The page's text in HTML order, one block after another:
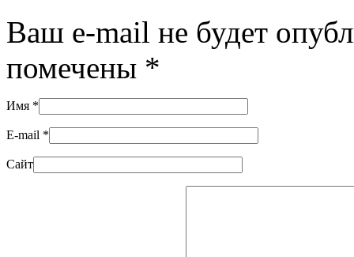
Ваш e-mail не будет
помечены *
Имя *
E-mail *
Сайт